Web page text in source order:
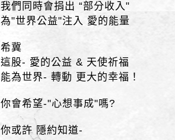
我們同時會捐出 “部分收入"
為"世界公益"注入 愛的能量
希冀
這股- 愛的公益 & 天使祈福
能為世界- 轉動 更大的幸福！
你會希望-"心想事成"嗎?
你或許 隱約知道-